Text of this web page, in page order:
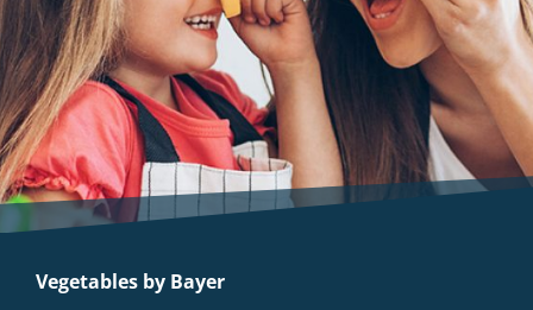
Vegetables by Bayer